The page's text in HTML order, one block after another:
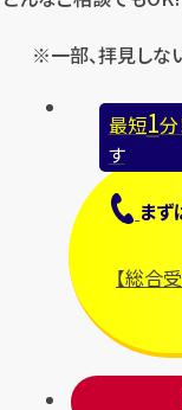
※一部、拝見しな
最短1分
す
まず
【総合